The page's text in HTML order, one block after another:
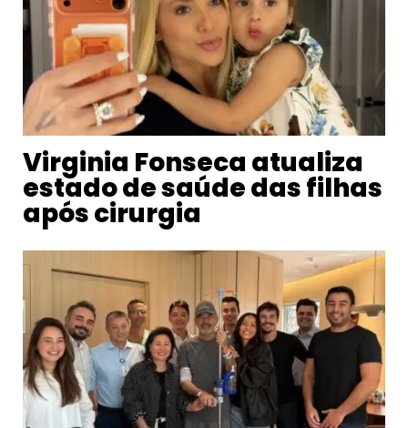
Virginia Fonseca atualiza
estado de saúde das filhas
após cirurgia